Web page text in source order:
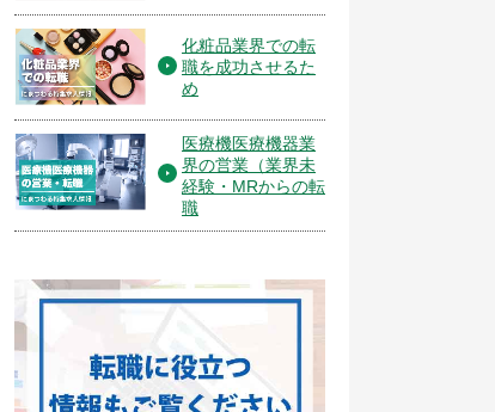
化粧品業界での転
職を成功させるた
め
医療機医療機器業
界の営業（業界未
経験・MRからの転
職